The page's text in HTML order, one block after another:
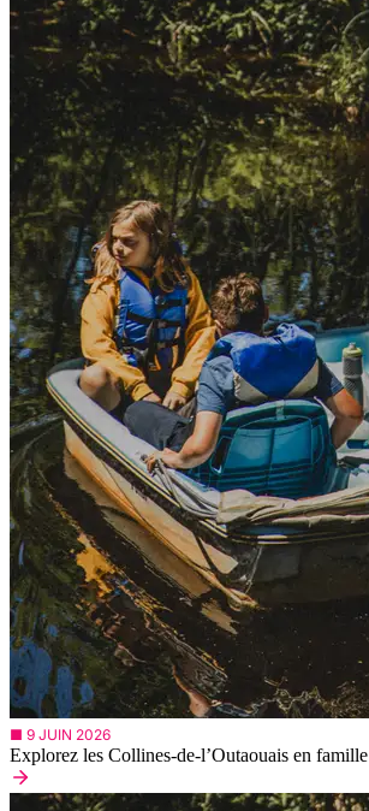
■ 9 JUIN 2026
Explorez les Collines-de-l’Outaouais en famille